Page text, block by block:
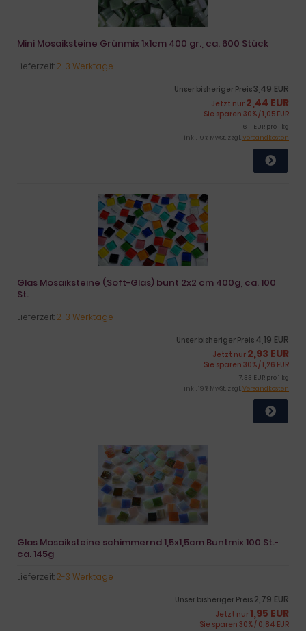
Mini Mosaiksteine Grünmix 1x1cm 400 gr., ca. 600 Stück
Lieferzeit:2-3 Werktage
Unser bisheriger Preis3,49 EUR
Jetzt nur 2,44 EUR
Sie sparen 30% / 1,05 EUR
6,11 EUR pro 1 kg
inkl. 19 % MwSt. zzgl.Versandkosten
Glas Mosaiksteine (Soft-Glas) bunt 2x2 cm 400g, ca. 100
St.
Lieferzeit:2-3 Werktage
Unser bisheriger Preis 4,19 EUR
Jetzt nur 2,93 EUR
Sie sparen 30% / 1,26 EUR
7,33 EUR pro 1 kg
inkl. 19 % MwSt. zzgl.Versandkosten
Glas Mosaiksteine schimmernd 1,5x1,5cm Buntmix 100 St.-
ca. 145g
Lieferzeit:2-3 Werktage
Unser bisheriger Preis 2,79 EUR
Jetzt nur1,95 EUR
Sie sparen 30% / 0,84 EUR